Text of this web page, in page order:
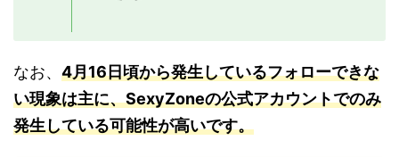
なお、 4月16日頃から発生しているフォローできな
い現象は主に、SexyZoneの公式アカウントでのみ
発生している可能性が高いです。